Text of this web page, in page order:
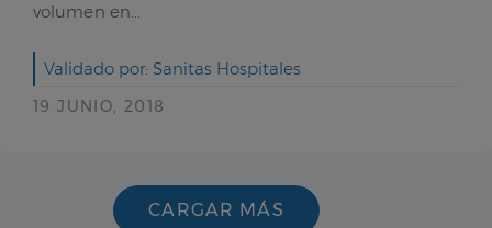
volumen en...
Validado por: Sanitas Hospitales
19 JUNIO, 2018
CARGAR MÁS